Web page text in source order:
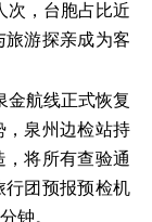
次，台胞占比近
旅游探亲成为客
金航线正式恢复
，泉州边检站持
将所有查验通
行团预报预检机
钟。